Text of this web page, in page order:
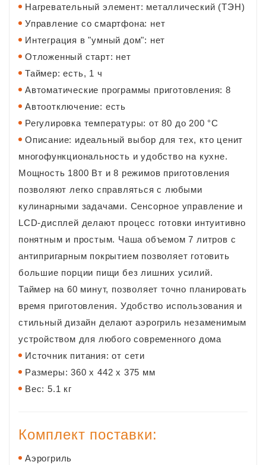
Нагревательный элемент: металлический (ТЭН)
Управление со смартфона: нет
Интеграция в "умный дом": нет
Отложенный старт: нет
Таймер: есть, 1 ч
Автоматические программы приготовления: 8
Автоотключение: есть
Регулировка температуры: от 80 до 200 °C
Описание: идеальный выбор для тех, кто ценит
многофункциональность и удобство на кухне.
Мощность 1800 Вт и 8 режимов приготовления
позволяют легко справляться с любыми
кулинарными задачами. Сенсорное управление и
LCD-дисплей делают процесс готовки интуитивно
понятным и простым. Чаша объемом 7 литров с
антипригарным покрытием позволяет готовить
большие порции пищи без лишних усилий.
Таймер на 60 минут, позволяет точно планировать
время приготовления. Удобство использования и
стильный дизайн делают аэрогриль незаменимым
устройством для любого современного дома
Источник питания: от сети
Размеры: 360 x 442 x 375 мм
Вес: 5.1 кг
Комплект поставки:
Аэрогриль